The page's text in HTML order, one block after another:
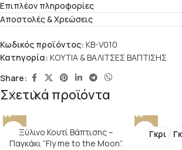
Επιπλέον πληροφορίες
Αποστολές & Χρεώσεις
Κωδικός προϊόντος: KB-V010
Κατηγορία: ΚΟΥΤΙΑ & ΒΑΛΙΤΣΕΣ ΒΑΠΤΙΣΗΣ
Share:
Σχετικά προϊόντα
Ξύλινο Κουτί Βάπτισης –
Παγκάκι “Fly me to the Moon”.
Γκρι